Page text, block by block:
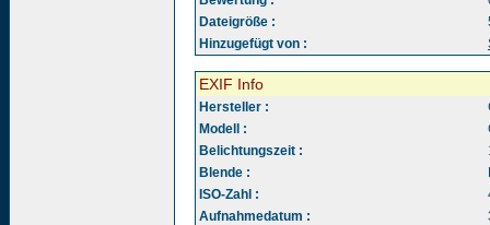
Dateigröße :
Hinzugefügt von :
EXIF Info
Hersteller :
Modell :
Belichtungszeit :
Blende :
ISO-Zahl :
Aufnahmedatum :